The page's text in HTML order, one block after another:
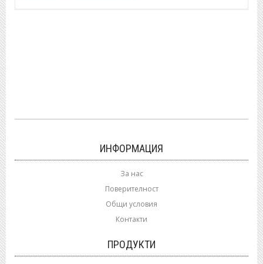
ИНФОРМАЦИЯ
За нас
Поверителност
Общи условия
Контакти
ПРОДУКТИ